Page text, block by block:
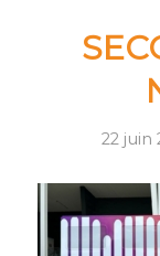
22 juin